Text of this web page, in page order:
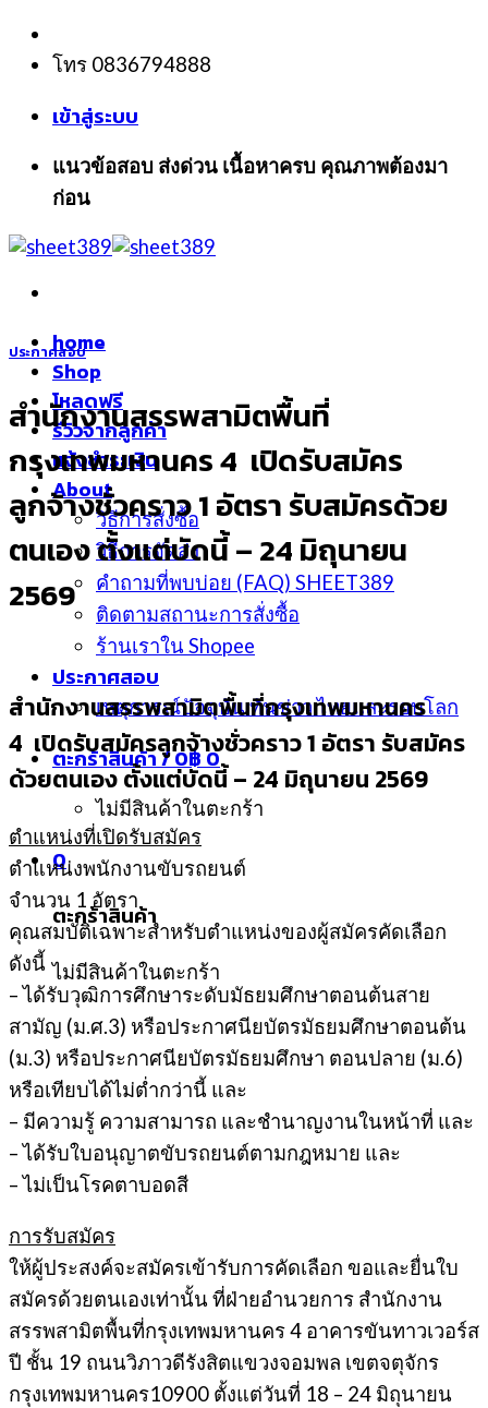
Skip
content
โทร 0836794888
เข้าสู่ระบบ
แนวข้อสอบ ส่งด่วน เนื้อหาครบ คุณภาพต้องมา
ก่อน
home
Shop
โหลดฟรี
รีวิวจากลูกค้า
แจ้งชำระเงิน
About
วิธีการสั่งซื้อ
วิธีการจัดส่ง
คำถามที่พบบ่อย (FAQ) SHEET389
ติดตามสถานะการสั่งซื้อ
ร้านเราใน Shopee
ประกาศสอบ
เหตุการณ์ปัจจุบัน ทันข่าว ไทยและรอบโลก
ตะกร้าสินค้า /0฿0
ไม่มีสินค้าในตะกร้า
0
ตะกร้าสินค้า
ไม่มีสินค้าในตะกร้า
ประกาศสอบ
สำนักงานสรรพสามิตพื้นที่
กรุงเทพมหานคร 4 เปิดรับสมัคร
ลูกจ้างชั่วคราว 1 อัตรา รับสมัครด้วย
ตนเอง ตั้งแต่บัดนี้ – 24 มิถุนายน
2569
สำนักงานสรรพสามิตพื้นที่กรุงเทพมหานคร
4 เปิดรับสมัครลูกจ้างชั่วคราว 1 อัตรา รับสมัคร
ด้วยตนเอง ตั้งแต่บัดนี้ – 24 มิถุนายน 2569
ตำแหน่งที่เปิดรับสมัคร
ตำแหน่งพนักงานขับรถยนต์
จำนวน 1 อัตรา
คุณสมบัติเฉพาะสำหรับตำแหน่งของผู้สมัครคัดเลือก
ดังนี้
– ได้รับวุฒิการศึกษาระดับมัธยมศึกษาตอนต้นสาย
สามัญ (ม.ศ.3) หรือประกาศนียบัตรมัธยมศึกษาตอนต้น
(ม.3) หรือประกาศนียบัตรมัธยมศึกษา ตอนปลาย (ม.6)
หรือเทียบได้ไม่ต่ำกว่านี้ และ
– มีความรู้ ความสามารถ และชำนาญงานในหน้าที่ และ
– ได้รับใบอนุญาตขับรถยนต์ตามกฎหมาย และ
– ไม่เป็นโรคตาบอดสี
การรับสมัคร
ให้ผู้ประสงค์จะสมัครเข้ารับการคัดเลือก ขอและยื่นใบ
สมัครด้วยตนเองเท่านั้น ที่ฝ่ายอำนวยการ สำนักงาน
สรรพสามิตพื้นที่กรุงเทพมหานคร 4 อาคารขันทาวเวอร์ส
ปี ชั้น 19 ถนนวิภาวดีรังสิตแขวงจอมพล เขตจตุจักร
กรุงเทพมหานคร10900 ตั้งแต่วันที่ 18 – 24 มิถุนายน